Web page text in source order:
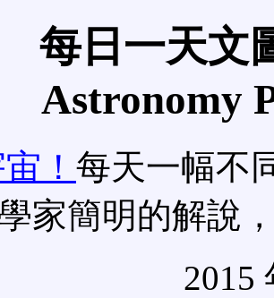
每日一天文
Astronomy
！ 每天一幅不
家簡明的解說
2015